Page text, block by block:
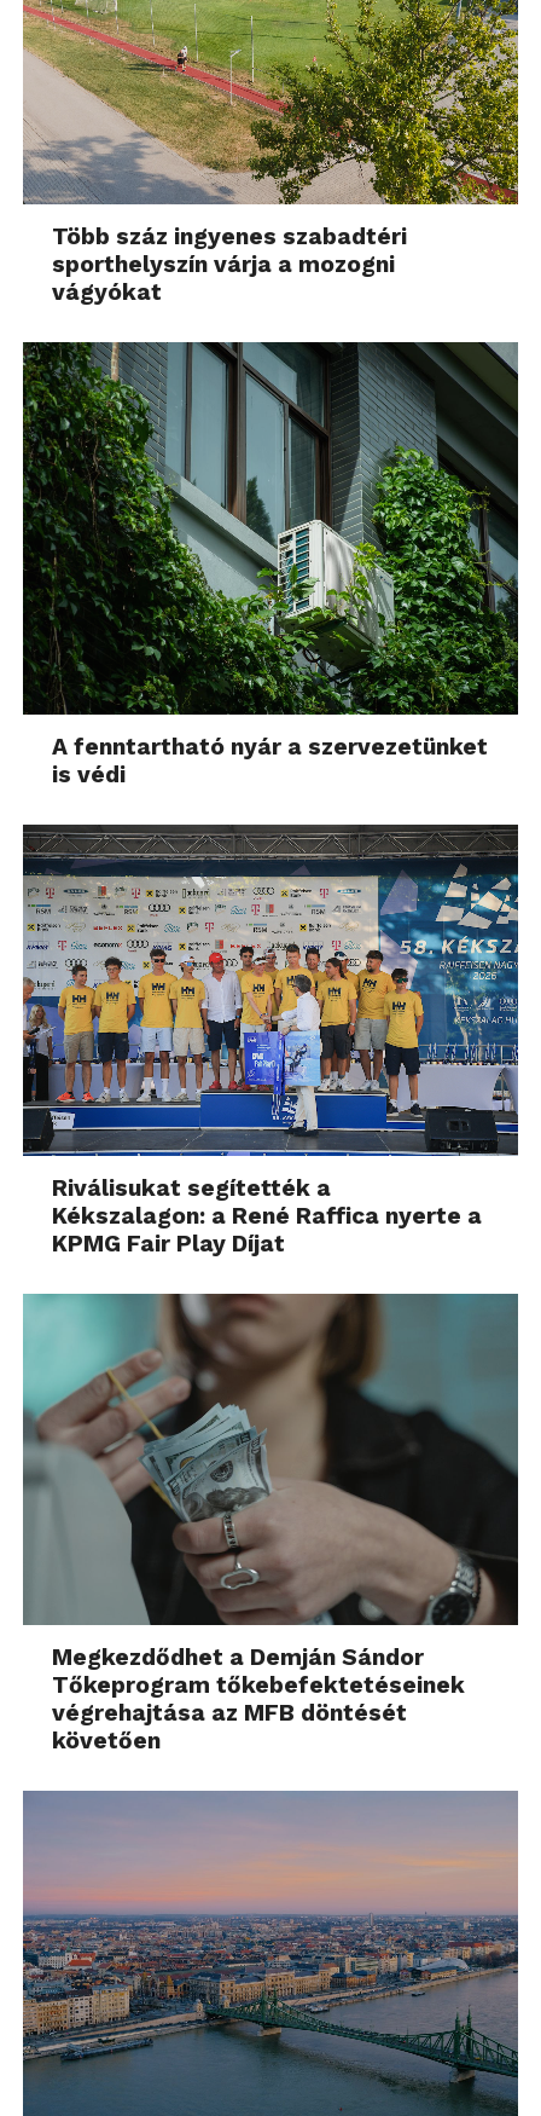
Több száz ingyenes szabadtéri
sporthelyszín várja a mozogni
vágyókat
A fenntartható nyár a szervezetünket
is védi
Riválisukat segítették a
Kékszalagon: a René Raffica nyerte a
KPMG Fair Play Díjat
Megkezdődhet a Demján Sándor
Tőkeprogram tőkebefektetéseinek
végrehajtása az MFB döntését
követően